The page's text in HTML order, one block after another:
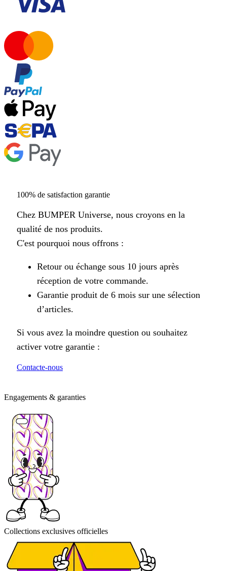
100% de satisfaction garantie
Chez BUMPER Universe, nous croyons en la
qualité de nos produits.
C'est pourquoi nous offrons :
Retour ou échange sous 10 jours après
réception de votre commande.
Garantie produit de 6 mois sur une sélection
d’articles.
Si vous avez la moindre question ou souhaitez
activer votre garantie :
Contacte-nous
Engagements & garanties
Collections exclusives officielles